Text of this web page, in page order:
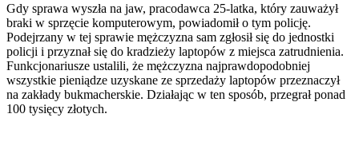
Gdy sprawa wyszła na jaw, pracodawca 25-latka, który zauważył
braki w sprzęcie komputerowym, powiadomił o tym policję.
Podejrzany w tej sprawie mężczyzna sam zgłosił się do jednostki
policji i przyznał się do kradzieży laptopów z miejsca zatrudnienia.
Funkcjonariusze ustalili, że mężczyzna najprawdopodobniej
wszystkie pieniądze uzyskane ze sprzedaży laptopów przeznaczył
na zakłady bukmacherskie. Działając w ten sposób, przegrał ponad
100 tysięcy złotych.